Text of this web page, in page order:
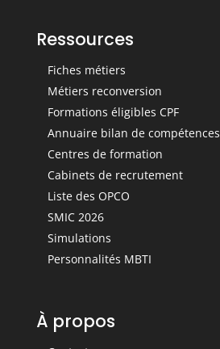
Ressources
Fiches métiers
Métiers reconversion
Formations éligibles CPF
Annuaire bilan de compétences
Centres de formation
Cabinets de recrutement
Liste des OPCO
SMIC 2026
Simulations
Personnalités MBTI
À propos